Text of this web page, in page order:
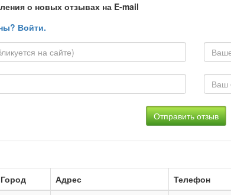
о новых отзывах на E-mail
Войти.
Город Адрес Телефон